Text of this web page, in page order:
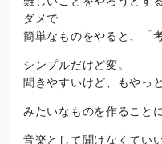
ダメで
簡単なものをやると、「
シンプルだけど変。
聞きやすいけど、もやっ
みたいなものを作ること
音楽として聞けなくてい